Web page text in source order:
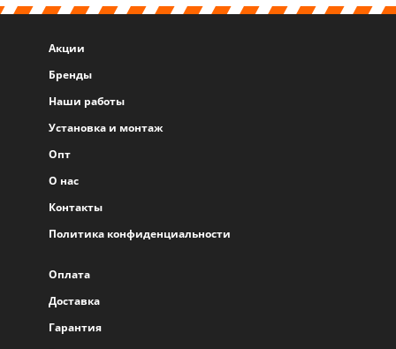
Акции
Бренды
Наши работы
Установка и монтаж
Опт
О нас
Контакты
Политика конфиденциальности
Оплата
Доставка
Гарантия